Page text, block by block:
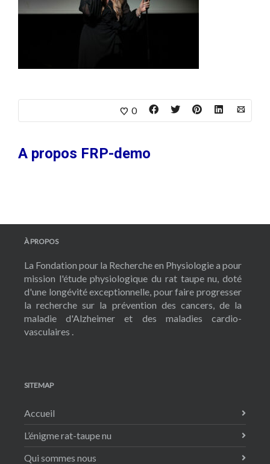
0
A propos FRP-demo
À PROPOS
La Fondation pour la Recherche en Physiologie a pour
mission l'étude physiologique du rat taupe nu, doté
d'une longévité exceptionnelle, pour faire progresser
la recherche sur la prévention des cancers, de la
maladie d'Alzheimer et des maladies cardio-
vasculaires .
SITEMAP
Accueil
L’énigme rat-taupe nu
Qui sommes nous